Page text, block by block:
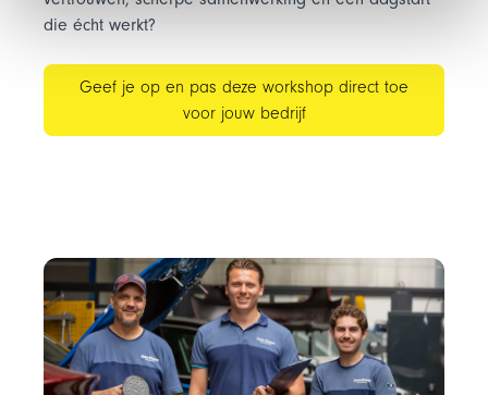
die écht werkt?
Geef je op en pas deze workshop direct toe
voor jouw bedrijf